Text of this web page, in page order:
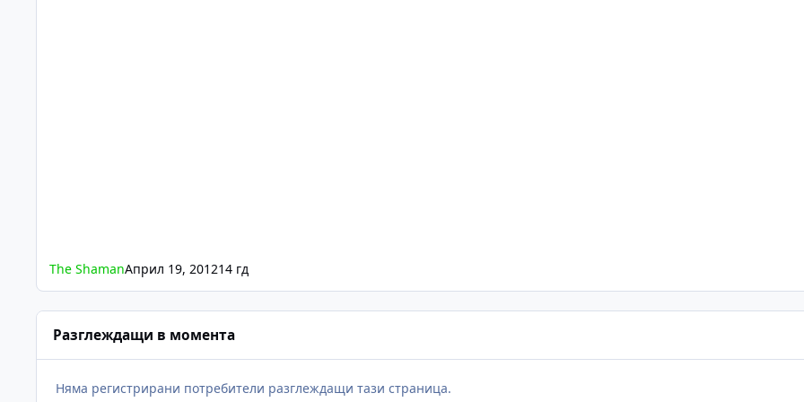
The ShamanАприл 19, 201214 гд
Разглеждащи в момента
Няма регистрирани потребители разглеждащи тази страница.